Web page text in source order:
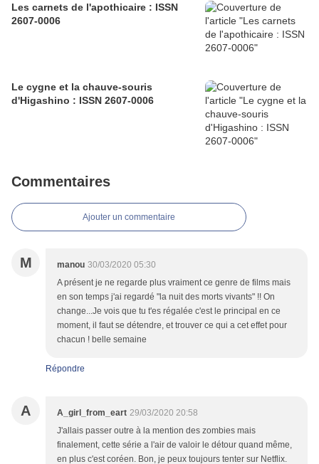
Les carnets de l'apothicaire : ISSN
2607-0006
Le cygne et la chauve-souris
d'Higashino : ISSN 2607-0006
Commentaires
Ajouter un commentaire
M manou 30/03/2020 05:30
A présent je ne regarde plus vraiment ce genre de films mais
en son temps j'ai regardé "la nuit des morts vivants" !! On
change...Je vois que tu t'es régalée c'est le principal en ce
moment, il faut se détendre, et trouver ce qui a cet effet pour
chacun ! belle semaine
Répondre
A A_girl_from_eart 29/03/2020 20:58
J'allais passer outre à la mention des zombies mais
finalement, cette série a l'air de valoir le détour quand même,
en plus c'est coréen. Bon, je peux toujours tenter sur Netflix.